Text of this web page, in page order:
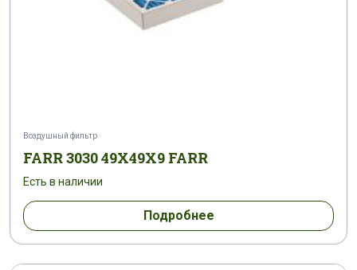
Воздушный фильтр
FARR 3030 49X49X9 FARR
Есть в наличии
Подробнее